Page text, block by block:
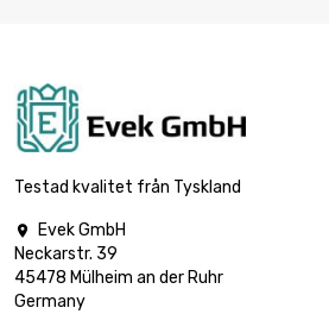
Testad kvalitet från Tyskland

Evek GmbH
Neckarstr. 39
45478 Mülheim an der Ruhr
Germany